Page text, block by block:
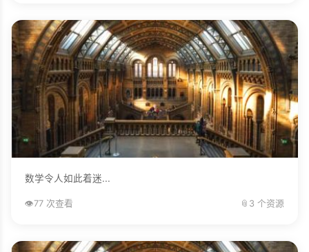
数学令人如此着迷...
👁️77 次查看 📎 3 个资源